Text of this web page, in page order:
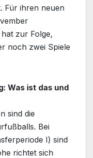
Für ihren neuen
zur Folge,
noch zwei Spiele
Was ist das und
sind die
Bei
I) sind
richtet sich